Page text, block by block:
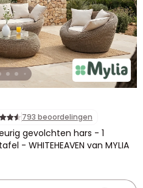
793 beoordelingen
gevolchten hars - 1
- WHITEHEAVEN van MYLIA